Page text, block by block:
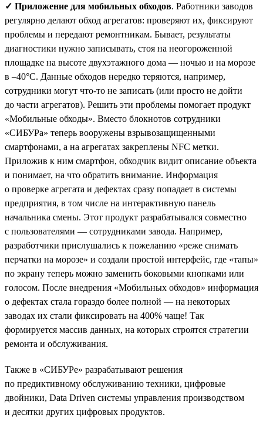
✓ Приложение для мобильных обходов. Работники заводов
регулярно делают обход агрегатов: проверяют их, фиксируют
проблемы и передают ремонтникам. Бывает, результаты
диагностики нужно записывать, стоя на неогороженной
площадке на высоте двухэтажного дома — ночью и на морозе
в –40°С. Данные обходов нередко теряются, например,
сотрудники могут что-то не записать (или просто не дойти
до части агрегатов). Решить эти проблемы помогает продукт
«Мобильные обходы». Вместо блокнотов сотрудники
«СИБУРа» теперь вооружены взрывозащищенными
смартфонами, а на агрегатах закреплены NFC метки.
Приложив к ним смартфон, обходчик видит описание объекта
и понимает, на что обратить внимание. Информация
о проверке агрегата и дефектах сразу попадает в системы
предприятия, в том числе на интерактивную панель
начальника смены. Этот продукт разрабатывался совместно
с пользователями — сотрудниками завода. Например,
разработчики прислушались к пожеланию «реже снимать
перчатки на морозе» и создали простой интерфейс, где «тапы»
по экрану теперь можно заменить боковыми кнопками или
голосом. После внедрения «Мобильных обходов» информация
о дефектах стала гораздо более полной — на некоторых
заводах их стали фиксировать на 400% чаще! Так
формируется массив данных, на которых строятся стратегии
ремонта и обслуживания.
Также в «СИБУРе» разрабатывают решения
по предиктивному обслуживанию техники, цифровые
двойники, Data Driven системы управления производством
и десятки других цифровых продуктов.